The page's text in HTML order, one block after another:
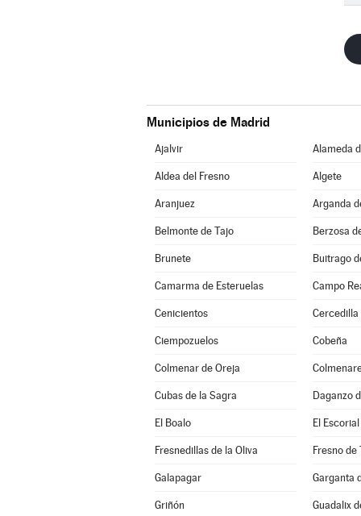
Municipios de Madrid
Ajalvir Alameda
Aldea del Fresno Algete
Aranjuez Arganda
Belmonte de Tajo Berzosa
Brunete Buitrago
Camarma de Esteruelas Campo
Cenicientos Cercedilla
Ciempozuelos Cobeña
Colmenar de Oreja
Cubas de la Sagra Daganzo
El Boalo El Escorial
Fresnedillas de la Oliva Fresno de
Galapagar Garganta
Griñón Guadalix